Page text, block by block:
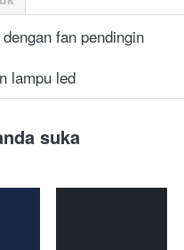
fan pendingin
lampu led
suka